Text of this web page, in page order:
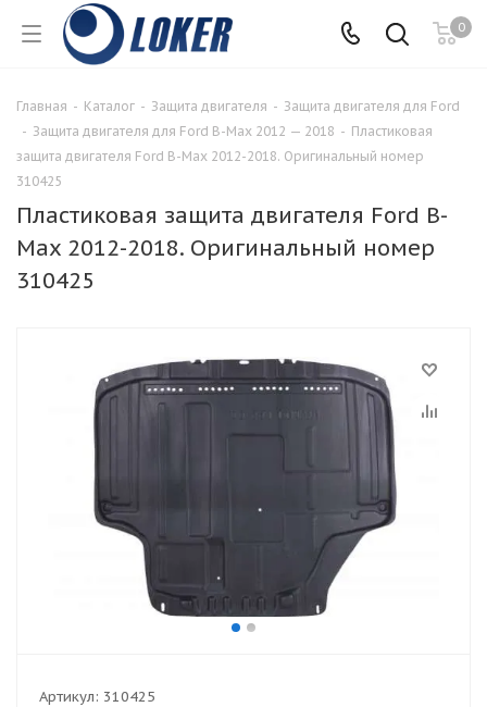
0
Главная - Каталог - Защита двигателя - Защита двигателя для Ford
- Защита двигателя для Ford B-Max 2012 — 2018 - Пластиковая
защита двигателя Ford B-Max 2012-2018. Оригинальный номер
310425
Пластиковая защита двигателя Ford B-
Max 2012-2018. Оригинальный номер
310425
Артикул: 310425